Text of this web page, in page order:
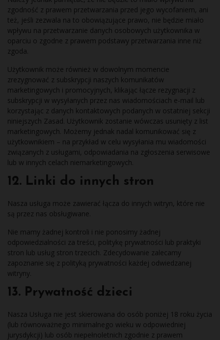
zgodność z prawem przetwarzania przed jego wycofaniem, ani
też, jeśli zezwala na to obowiązujące prawo, nie będzie miało
wpływu na przetwarzanie danych osobowych użytkownika w
oparciu o zgodne z prawem podstawy przetwarzania inne niż
zgoda.
Użytkownik może również w dowolnym momencie
zrezygnować z subskrypcji naszych komunikatów
marketingowych i promocyjnych, klikając łącze rezygnacji z
subskrypcji w wysyłanych przez nas wiadomościach e-mail lub
korzystając z danych kontaktowych podanych w ostatniej sekcji
niniejszych Zasad. Użytkownik zostanie wówczas usunięty z list
marketingowych. Możemy jednak nadal komunikować się z
użytkownikiem – na przykład w celu wysyłania mu wiadomości
związanych z usługami, odpowiadania na zgłoszenia serwisowe
lub w innych celach niemarketingowych.
12. Linki do innych stron
Nasza usługa może zawierać łącza do innych witryn, które nie
są przez nas obsługiwane.
Nie mamy żadnej kontroli i nie ponosimy żadnej
odpowiedzialności za treści, politykę prywatności lub praktyki
stron lub usług stron trzecich. Zdecydowanie zalecamy
zapoznanie się z polityką prywatności każdej odwiedzanej
witryny.
13. Prywatność dzieci
Nasza Usługa nie jest skierowana do osób poniżej 18 roku życia
(lub równoważnego minimalnego wieku w odpowiedniej
jurysdykcji) lub osób niepełnoletnich zgodnie z prawem